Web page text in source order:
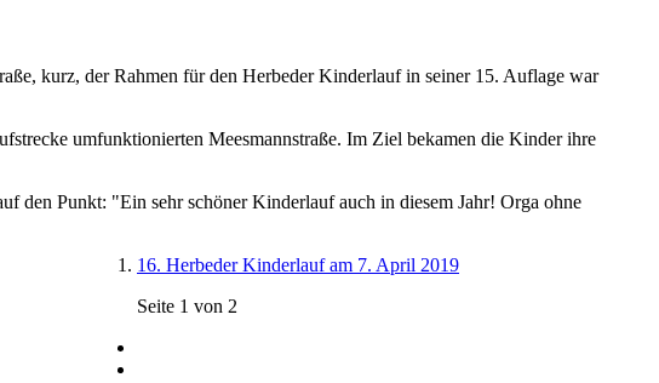
kurz, der Rahmen für den Herbeder Kinderlauf in seiner 15. Auflage war
umfunktionierten Meesmannstraße. Im Ziel bekamen die Kinder ihre
den Punkt: "Ein sehr schöner Kinderlauf auch in diesem Jahr! Orga ohne
16. Herbeder Kinderlauf am 7. April 2019
Seite 1 von 2